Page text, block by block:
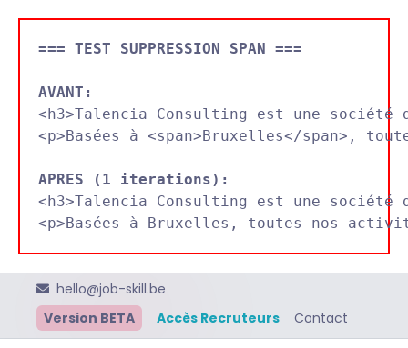
=== TEST SUPPRESSION SPAN ===
AVANT:
<h3>Talencia Consulting est une société
<p>Basées à <span>Bruxelles</span>,
APRES (1 iterations):
<h3>Talencia Consulting est une
hello@job-skill.be
Version BETA
Accès Recruteurs Contact